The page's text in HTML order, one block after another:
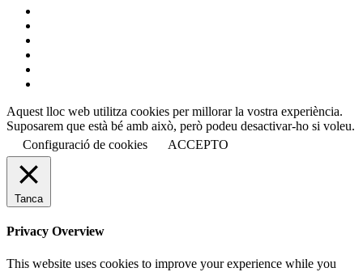
Aquest lloc web utilitza cookies per millorar la vostra experiència.
Suposarem que està bé amb això, però podeu desactivar-ho si voleu.
Configuració de cookies
ACCEPTO
Tanca
Privacy Overview
This website uses cookies to improve your experience while you